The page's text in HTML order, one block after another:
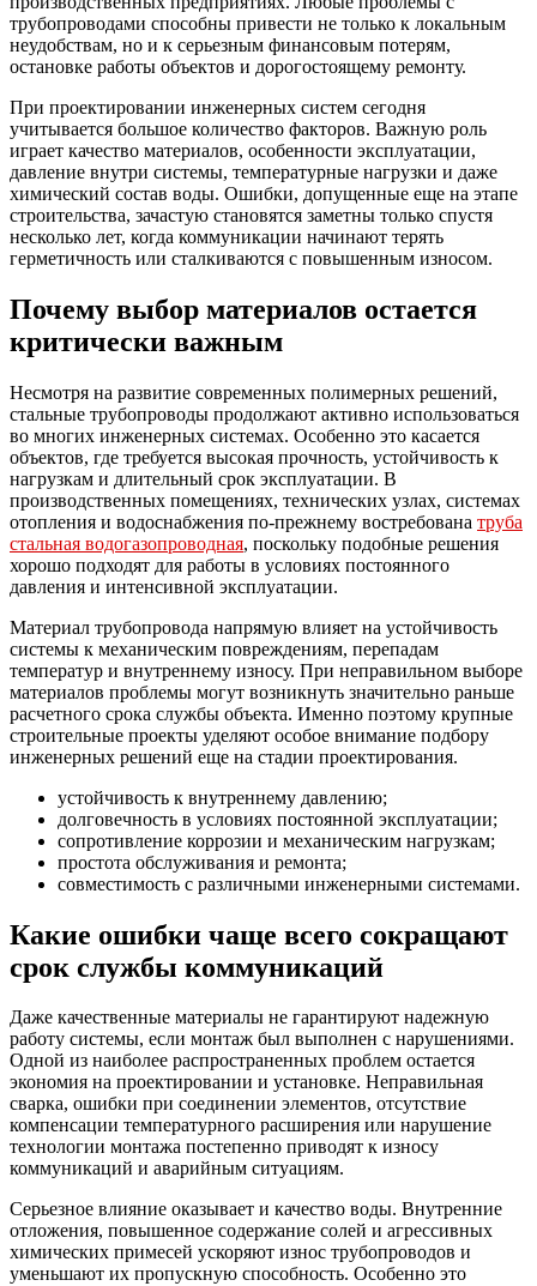
трубопроводами способны привести не только к локальным
неудобствам, но и к серьезным финансовым потерям,
остановке работы объектов и дорогостоящему ремонту.
При проектировании инженерных систем сегодня
учитывается большое количество факторов. Важную роль
играет качество материалов, особенности эксплуатации,
давление внутри системы, температурные нагрузки и даже
химический состав воды. Ошибки, допущенные еще на этапе
строительства, зачастую становятся заметны только спустя
несколько лет, когда коммуникации начинают терять
герметичность или сталкиваются с повышенным износом.
Почему выбор материалов остается
критически важным
Несмотря на развитие современных полимерных решений,
стальные трубопроводы продолжают активно использоваться
во многих инженерных системах. Особенно это касается
объектов, где требуется высокая прочность, устойчивость к
нагрузкам и длительный срок эксплуатации. В
производственных помещениях, технических узлах, системах
отопления и водоснабжения по-прежнему востребована труба
стальная водогазопроводная, поскольку подобные решения
хорошо подходят для работы в условиях постоянного
давления и интенсивной эксплуатации.
Материал трубопровода напрямую влияет на устойчивость
системы к механическим повреждениям, перепадам
температур и внутреннему износу. При неправильном выборе
материалов проблемы могут возникнуть значительно раньше
расчетного срока службы объекта. Именно поэтому крупные
строительные проекты уделяют особое внимание подбору
инженерных решений еще на стадии проектирования.
устойчивость к внутреннему давлению;
долговечность в условиях постоянной эксплуатации;
сопротивление коррозии и механическим нагрузкам;
простота обслуживания и ремонта;
совместимость с различными инженерными системами.
Какие ошибки чаще всего сокращают
срок службы коммуникаций
Даже качественные материалы не гарантируют надежную
работу системы, если монтаж был выполнен с нарушениями.
Одной из наиболее распространенных проблем остается
экономия на проектировании и установке. Неправильная
сварка, ошибки при соединении элементов, отсутствие
компенсации температурного расширения или нарушение
технологии монтажа постепенно приводят к износу
коммуникаций и аварийным ситуациям.
Серьезное влияние оказывает и качество воды. Внутренние
отложения, повышенное содержание солей и агрессивных
химических примесей ускоряют износ трубопроводов и
уменьшают их пропускную способность. Особенно это